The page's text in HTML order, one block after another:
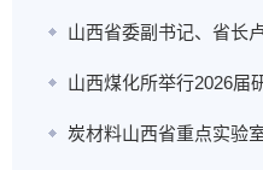
山西省委副书记、省长
山西煤化所举行2026届
炭材料山西省重点实验